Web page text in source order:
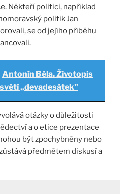
Někteří politici, například
politik Jan
se od jejího příběhu
Antonín Běla. Životopis
„devadesátek"
otázky o důležitosti
a o etice prezentace
být zpochybněny nebo
předmětem diskusí a